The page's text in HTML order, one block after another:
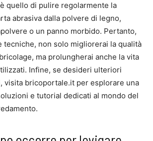
quello di pulire regolarmente la
abrasiva dalla polvere di legno,
o un panno morbido. Pertanto,
tecniche, non solo migliorerai la qualità
ma prolungherai anche la vita
Infine, se desideri ulteriori
visita bricoportale.it per esplorare una
e tutorial dedicati al mondo del